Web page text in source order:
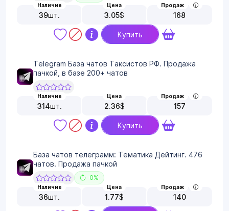
Наличие
39шт.
Цена
3.05$
Продаж
168
Купить
Telegram База чатов Таксистов РФ. Продажа
пачкой, в базе 200+ чатов
Наличие
314шт.
Цена
2.36$
Продаж
157
Купить
База чатов телеграмм: Тематика Дейтинг. 476
чатов. Продажа пачкой
0%
Наличие
36шт.
Цена
1.77$
Продаж
140